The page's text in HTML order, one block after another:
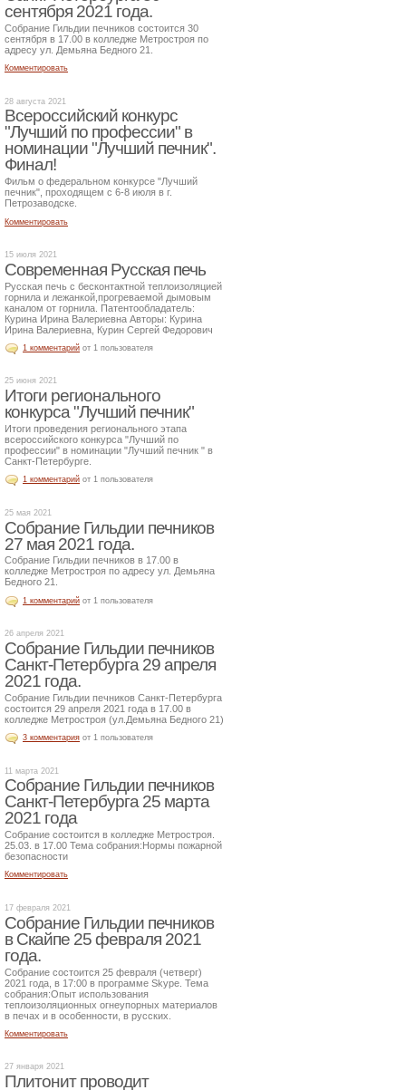
сентября 2021 года.
Собрание Гильдии печников состоится 30
сентября в 17.00 в колледже Метростроя по
адресу ул. Демьяна Бедного 21.
Комментировать
28 августа 2021
Всероссийский конкурс
"Лучший по профессии" в
номинации "Лучший печник".
Финал!
Фильм о федеральном конкурсе "Лучший
печник", проходящем с 6-8 июля в г.
Петрозаводске.
Комментировать
15 июля 2021
Современная Русская печь
Русская печь с бесконтактной теплоизоляцией
горнила и лежанкой,прогреваемой дымовым
каналом от горнила. Патентообладатель:
Курина Ирина Валериевна Авторы: Курина
Ирина Валериевна, Курин Сергей Федорович
1 комментарий от 1 пользователя
25 июня 2021
Итоги регионального
конкурса "Лучший печник"
Итоги проведения регионального этапа
всероссийского конкурса "Лучший по
профессии" в номинации "Лучший печник " в
Санкт-Петербурге.
1 комментарий от 1 пользователя
25 мая 2021
Собрание Гильдии печников
27 мая 2021 года.
Собрание Гильдии печников в 17.00 в
колледже Метростроя по адресу ул. Демьяна
Бедного 21.
1 комментарий от 1 пользователя
26 апреля 2021
Собрание Гильдии печников
Санкт-Петербурга 29 апреля
2021 года.
Собрание Гильдии печников Санкт-Петербурга
состоится 29 апреля 2021 года в 17.00 в
колледже Метростроя (ул.Демьяна Бедного 21)
3 комментария от 1 пользователя
11 марта 2021
Собрание Гильдии печников
Санкт-Петербурга 25 марта
2021 года
Собрание состоится в колледже Метростроя.
25.03. в 17.00 Тема собрания:Нормы пожарной
безопасности
Комментировать
17 февраля 2021
Собрание Гильдии печников
в Скайпе 25 февраля 2021
года.
Собрание состоится 25 февраля (четверг)
2021 года, в 17:00 в программе Skype. Тема
собрания:Опыт использования
теплоизоляционных огнеупорных материалов
в печах и в особенности, в русских.
Комментировать
27 января 2021
Плитонит проводит